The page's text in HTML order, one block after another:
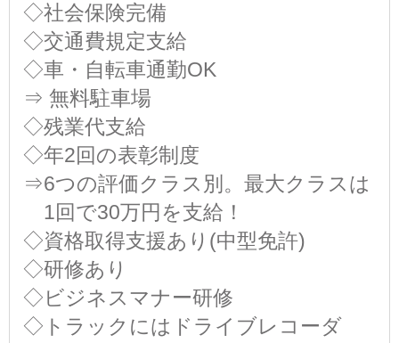
◇社会保険完備
◇交通費規定支給
◇車・自転車通勤OK
⇒ 無料駐車場
◇残業代支給
◇年2回の表彰制度
⇒6つの評価クラス別。最大クラスは
1回で30万円を支給！
◇資格取得支援あり(中型免許)
◇研修あり
◇ビジネスマナー研修
◇トラックにはドライブレコーダ